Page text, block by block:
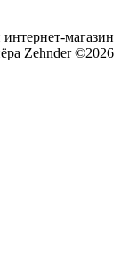
магазин
Zehnder ©2026